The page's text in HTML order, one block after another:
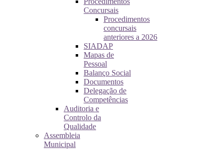
Concursais
Procedimentos
concursais
anteriores a 2026
SIADAP
Mapas de
Pessoal
Balanço Social
Documentos
Delegação de
Competências
Auditoria e
Controlo da
Qualidade
Assembleia
Municipal